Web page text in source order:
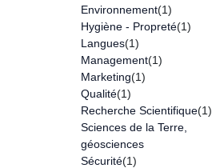
Environnement(1)
Hygiène - Propreté(1)
Langues(1)
Management(1)
Marketing(1)
Qualité(1)
Recherche Scientifique(1)
Sciences de la Terre,
géosciences
Sécurité(1)